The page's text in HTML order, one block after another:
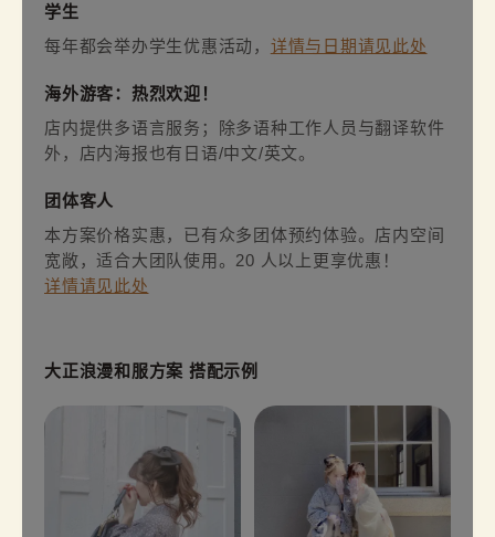
学生
每年都会举办学生优惠活动， 详情与日期请见此处
海外游客：热烈欢迎！
店内提供多语言服务；除多语种工作人员与翻译软件
外，店内海报也有日语/中文/英文。
团体客人
本方案价格实惠，已有众多团体预约体验。店内空间
宽敞，适合大团队使用。20 人以上更享优惠！
详情请见此处
大正浪漫和服方案 搭配示例